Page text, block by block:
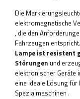
Die
elektromagnetische
, die den
Fahrzeugen
Lampe ist resistent
Störungen und
elektronischer Geräte
eine ideale Lösung
Spezialmaschinen .